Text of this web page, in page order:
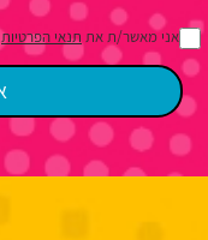
אני מאשר/ת את תנאי הפרטיות